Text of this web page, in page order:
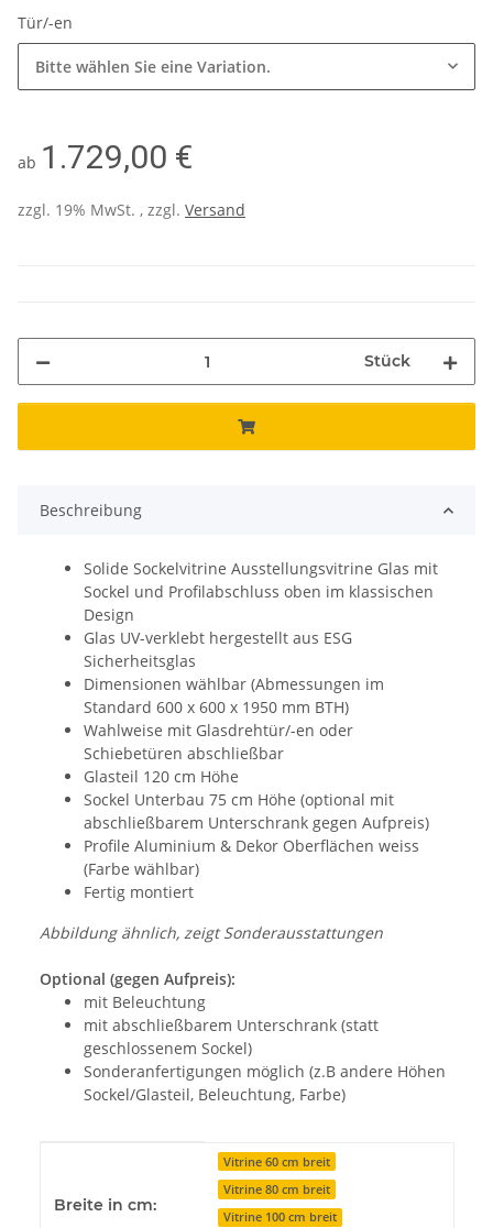
Tür/-en
Bitte wählen Sie eine Variation.
ab 1.729,00 €
zzgl. 19% MwSt. , zzgl. Versand
Stück
Beschreibung
Solide Sockelvitrine Ausstellungsvitrine Glas mit
Sockel und Profilabschluss oben im klassischen
Design
Glas UV-verklebt hergestellt aus ESG
Sicherheitsglas
Dimensionen wählbar (Abmessungen im
Standard 600 x 600 x 1950 mm BTH)
Wahlweise mit Glasdrehtür/-en oder
Schiebetüren abschließbar
Glasteil 120 cm Höhe
Sockel Unterbau 75 cm Höhe (optional mit
abschließbarem Unterschrank gegen Aufpreis)
Profile Aluminium & Dekor Oberflächen weiss
(Farbe wählbar)
Fertig montiert
Abbildung ähnlich, zeigt Sonderausstattungen
Optional (gegen Aufpreis):
mit Beleuchtung
mit abschließbarem Unterschrank (statt
geschlossenem Sockel)
Sonderanfertigungen möglich (z.B andere Höhen
Sockel/Glasteil, Beleuchtung, Farbe)
Breite in cm:
Vitrine 60 cm breit
Vitrine 80 cm breit
Vitrine 100 cm breit